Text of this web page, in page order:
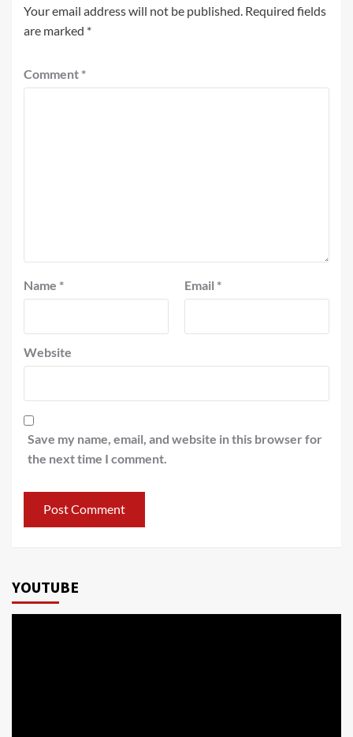
Your email address will not be published. Required fields
are marked *
Comment *
Name * Email *
Website
Save my name, email, and website in this browser for
the next time I comment.
YOUTUBE